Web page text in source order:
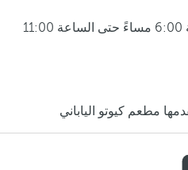
من الإثنين إلى السبت من الساعة 6:00 مساءً حتى الساعة 11:00
مطعم كيوتو الياباني